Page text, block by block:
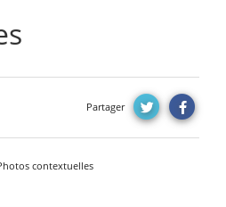
Partager
contextuelles